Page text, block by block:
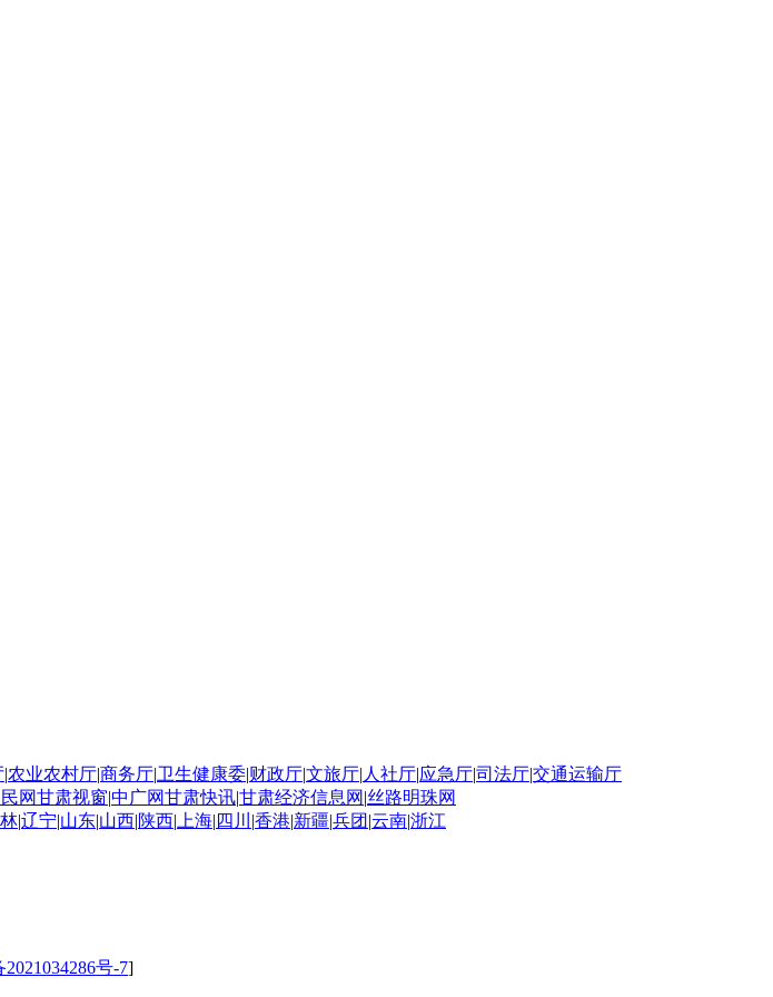
|农业农村厅|商务厅|卫生健康委|财政厅|文旅厅| 人社厅|应急厅|司法厅|交通运输厅
民网甘肃视窗|中广网甘肃快讯|甘肃经济信息网 |丝路明珠网
|辽宁|山东|山西|陕西| 上海| 四川 |香港|新疆|兵团 |云南|浙江
号-7]